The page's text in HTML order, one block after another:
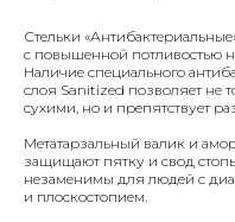
Стельки
с повышенной потливостью
Наличие специального
слоя Sanitized позволяет не
сухими, но и препятствует
Метатарзальный валик и
защищают пятку и свод
незаменимы для людей с
и плоскостопием.